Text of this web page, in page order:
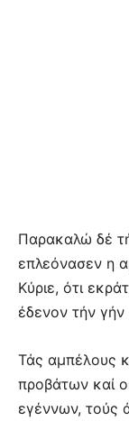
Παρακαλώ δέ
επλεόνασεν η
Κύριε, ότι
έδενον τήν
Τάς αμπέλους
προβάτων καί
εγέννων, τούς